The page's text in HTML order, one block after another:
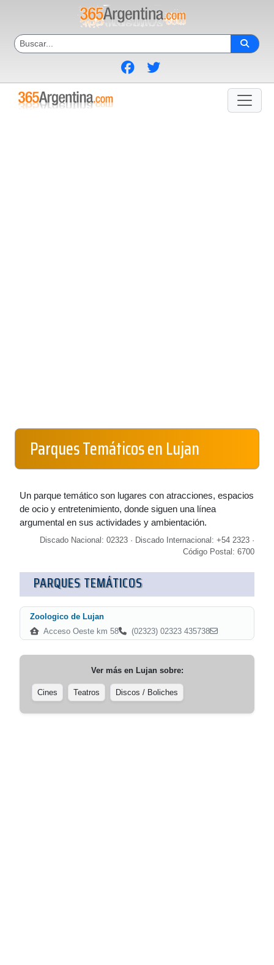
Parques Temáticos en Lujan
Un parque temático son lugares con atracciones, espacios
de ocio y entretenimiento, donde siguen una línea
argumental en sus actividades y ambientación.
Discado Nacional: 02323 · Discado Internacional: +54 2323 ·
Código Postal: 6700
PARQUES TEMÁTICOS
Zoologico de Lujan
Acceso Oeste km 58
(02323) 02323 435738
Ver más en Lujansobre:
Cines Teatros Discos / Boliches